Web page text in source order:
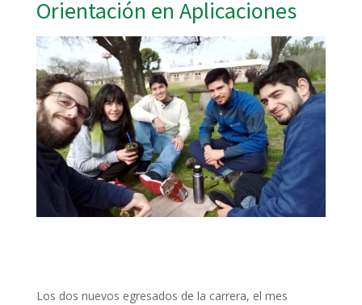
Orientación en Aplicaciones
Los dos nuevos egresados de la carrera, el mes